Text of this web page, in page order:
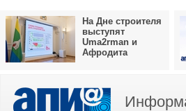
На Дне строителя
выступят
Uma2rman и
Афродита